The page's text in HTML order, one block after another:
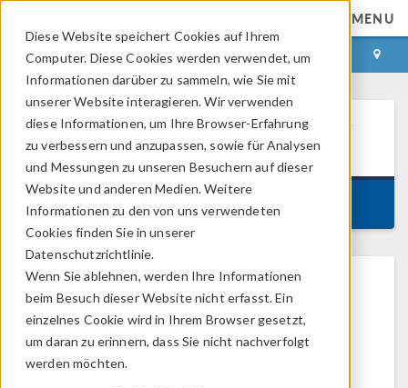
Diese Website speichert Cookies auf Ihrem
Computer. Diese Cookies werden verwendet, um
Informationen darüber zu sammeln, wie Sie mit
unserer Website interagieren. Wir verwenden
diese Informationen, um Ihre Browser-Erfahrung
zu verbessern und anzupassen, sowie für Analysen
und Messungen zu unseren Besuchern auf dieser
Website und anderen Medien. Weitere
Informationen zu den von uns verwendeten
Cookies finden Sie in unserer
Datenschutzrichtlinie.
Wenn Sie ablehnen, werden Ihre Informationen
beim Besuch dieser Website nicht erfasst. Ein
einzelnes Cookie wird in Ihrem Browser gesetzt,
um daran zu erinnern, dass Sie nicht nachverfolgt
werden möchten.
MENU
ANMELDEN KONTAKT
COMSOL Model Manager Server
6.0
Version 6.0.0.405, April 26, 2022
Um COMSOL Multiphysics ® oder
COMSOL Server™ herunterzuladen, melden Sie
sich bitte in Ihrem COMSOL Access Account an.
Sie benötigen eine unter Subskription stehende